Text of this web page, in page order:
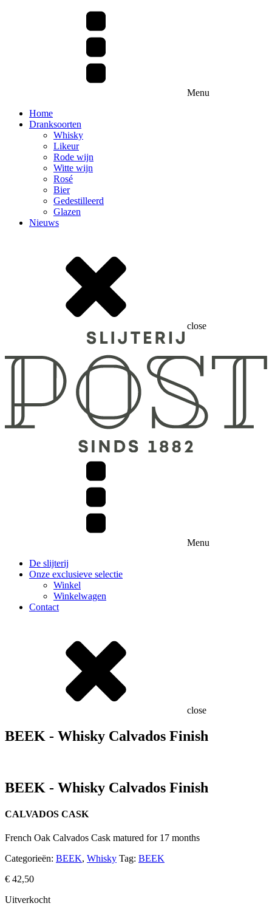
Menu
Home
Dranksoorten
Whisky
Likeur
Rode wijn
Witte wijn
Rosé
Bier
Gedestilleerd
Glazen
Nieuws
close
Menu
De slijterij
Onze exclusieve selectie
Winkel
Winkelwagen
Contact
close
BEEK - Whisky Calvados Finish
BEEK - Whisky Calvados Finish
CALVADOS CASK
French Oak Calvados Cask matured for 17 months
Categorieën: BEEK, Whisky Tag: BEEK
€ 42,50
Uitverkocht